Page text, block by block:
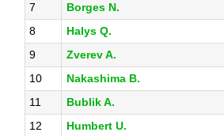
7
Borges N.
8
Halys Q.
9
Zverev A.
10
Nakashima B.
11
Bublik A.
12
Humbert U.